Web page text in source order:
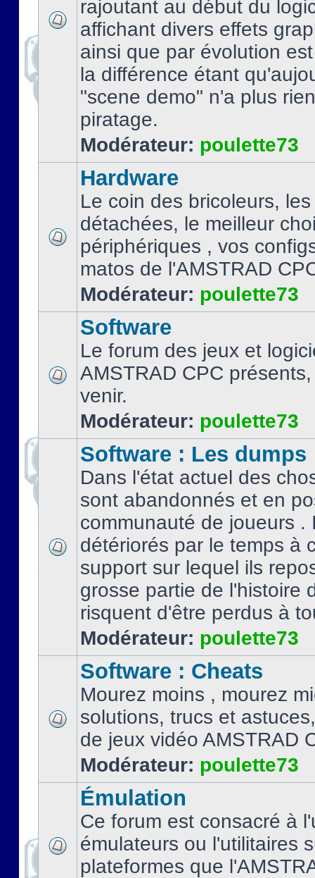
rajoutant au début du
affichant divers effets
ainsi que par évolution
la différence étant
"scene demo" n'a plus
piratage.
Modérateur: poulette73
Hardware
Le coin des bricoleurs,
détachées, le meilleur
périphériques , vos
matos de l'AMSTRAD
Modérateur: poulette73
Software
Le forum des jeux et
AMSTRAD CPC
venir.
Modérateur: poulette73
Software : Les dumps
Dans l'état actuel des
sont abandonnés et en
communauté de joueurs .
détériorés par le temps à
support sur lequel ils
grosse partie de l'histoire
risquent d'être perdus à
Modérateur: poulette73
Software : Cheats
Mourez moins , mourez
solutions, trucs et
de jeux vidéo AMSTRAD
Modérateur: poulette73
Émulation
Ce forum est consacré à
émulateurs ou l'utilitaires
plateformes que